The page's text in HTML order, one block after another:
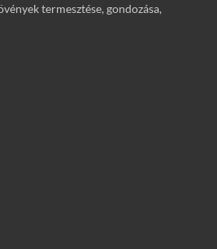
termesztése, gondozása,